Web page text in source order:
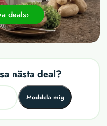
deals
nästa deal?
Meddela mig